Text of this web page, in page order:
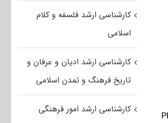
کارشناسی ارشد فلسفه و کلام
اسلامی
کارشناسی ارشد ادیان و عرفان و
تاریخ فرهنگ و تمدن اسلامی
کارشناسی ارشد امور فرهنگی